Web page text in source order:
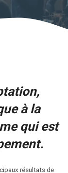
à la
qui est
résultats de